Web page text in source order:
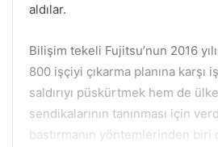
aldılar.
Bilişim tekeli Fujitsu’nun 2016
800 işçiyi çıkarma planına karşı
saldırıyı püskürtmek hem de
sendikalarının tanınması için
bastırmanın yöntemlerinden biri